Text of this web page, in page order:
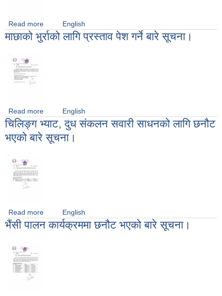
Read more about गोठ निर्माण तथा सुधार सम्बन्धी प्रस्ताव पेश गर्ने बारे सूचना।
English
माछाको भुर्राको लागि प्रस्ताव पेश गर्ने बारे सूचना।
Read more about माछाको भुर्राको लागि प्रस्ताव पेश गर्ने बारे सूचना।
English
चिलिङ्ग भ्याट, दुध संकलन सवारी साधनको लागि छनौट
भएको बारे सूचना।
Read more about चिलिङ्ग भ्याट, दुध संकलन सवारी साधनको लागि छनौट भएको बारे
सूचना।
English
भैंसी पालन कार्यक्रममा छनौट भएको बारे सूचना।